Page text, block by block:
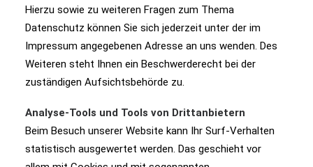
Hierzu sowie zu weiteren Fragen zum Thema
Datenschutz können Sie sich jederzeit unter der im
Impressum angegebenen Adresse an uns wenden. Des
Weiteren steht Ihnen ein Beschwerderecht bei der
zuständigen Aufsichtsbehörde zu.
Analyse-Tools und Tools von Drittanbietern
Beim Besuch unserer Website kann Ihr Surf-Verhalten
statistisch ausgewertet werden. Das geschieht vor